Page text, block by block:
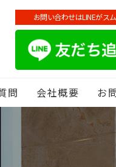
お問い合わせはLINEがス
問 会社概要 お